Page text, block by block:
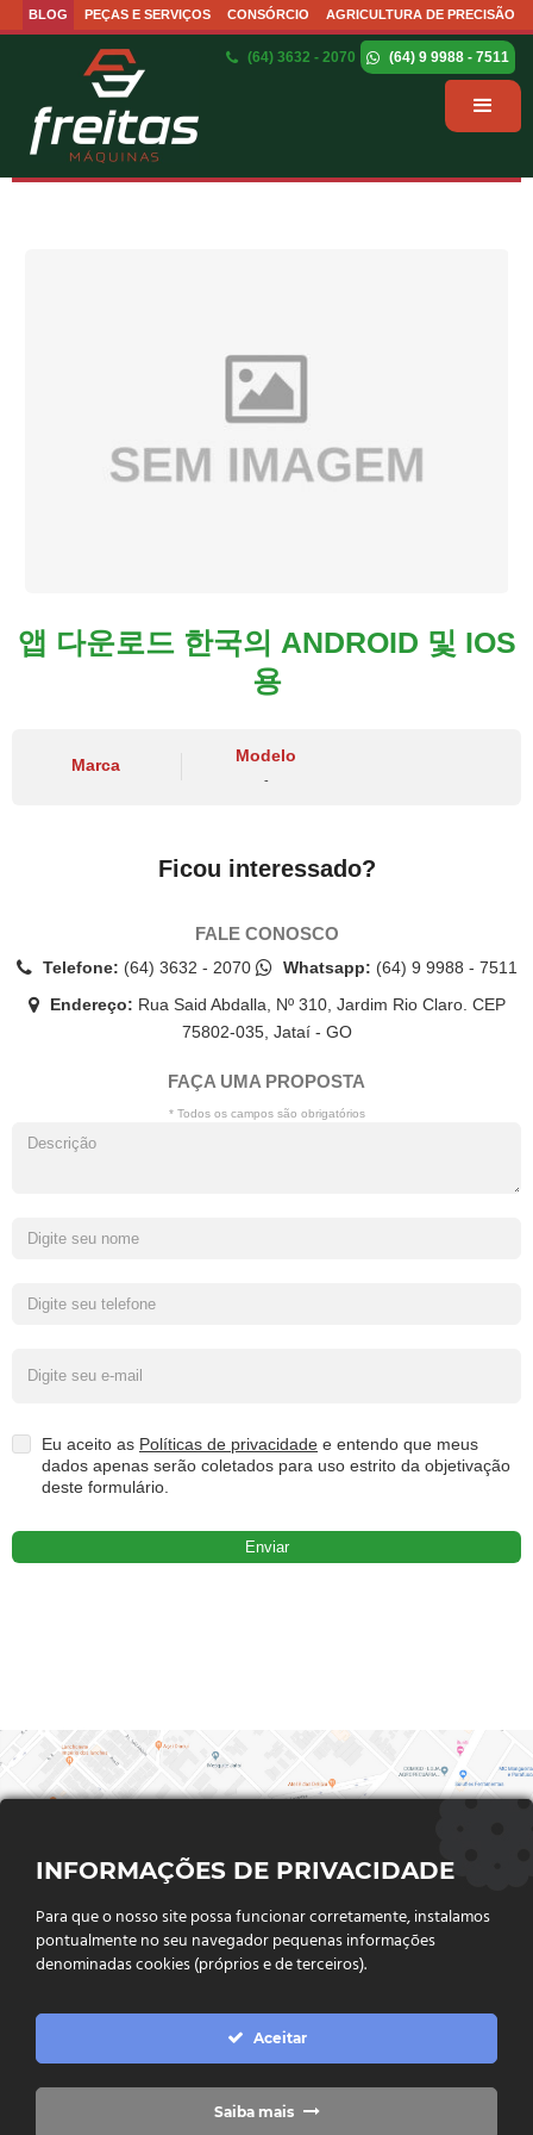
BLOG PEÇAS E SERVIÇOS CONSÓRCIO AGRICULTURA DE PRECISÃO
(64) 3632 - 2070 (64) 9 9988 - 7511
앱 다운로드 한국의 ANDROID 및 IOS
용
Marca
Modelo
-
Ficou interessado?
FALE CONOSCO
Telefone: (64) 3632 - 2070 Whatsapp: (64) 9 9988 - 7511
Endereço: Rua Said Abdalla, Nº 310, Jardim Rio Claro. CEP
75802-035, Jataí - GO
FAÇA UMA PROPOSTA
* Todos os campos são obrigatórios
Eu aceito as Políticas de privacidade e entendo que meus
dados apenas serão coletados para uso estrito da objetivação
deste formulário.
FALE CONOSCO
Endereço:Rua Said Abdalla, Nº 310, Jardim Rio Claro. CEP
75802-035, Jataí - GO
(64) 3632 - 2070
INFORMAÇÕES DE PRIVACIDADE
Para que o nosso site possa funcionar corretamente, instalamos
pontualmente no seu navegador pequenas informações
denominadas cookies (próprios e de terceiros).
Aceitar
Saiba mais